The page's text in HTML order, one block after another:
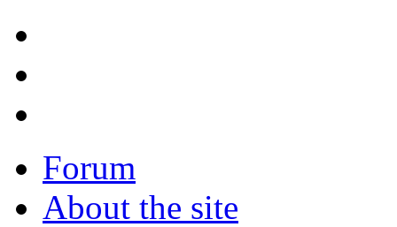
Forum
About the site